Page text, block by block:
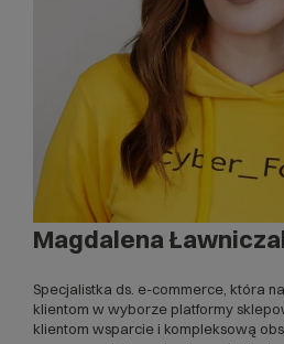
Magdalena
Specjalistka ds. e-commerce, która
klientom w wyborze platformy
klientom wsparcie i kompleksową